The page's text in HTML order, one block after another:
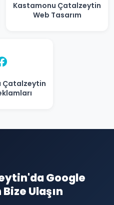
Kastamonu Çatalzeytin
Web Tasarım
Çatalzeytin
Google
Ulaşın